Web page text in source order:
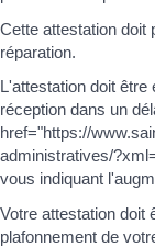
Cette attestation doit
réparation.
L'attestation doit
réception dans un
href="https://
administratives/
vous indiquant
Votre attestation doit
plafonnement de